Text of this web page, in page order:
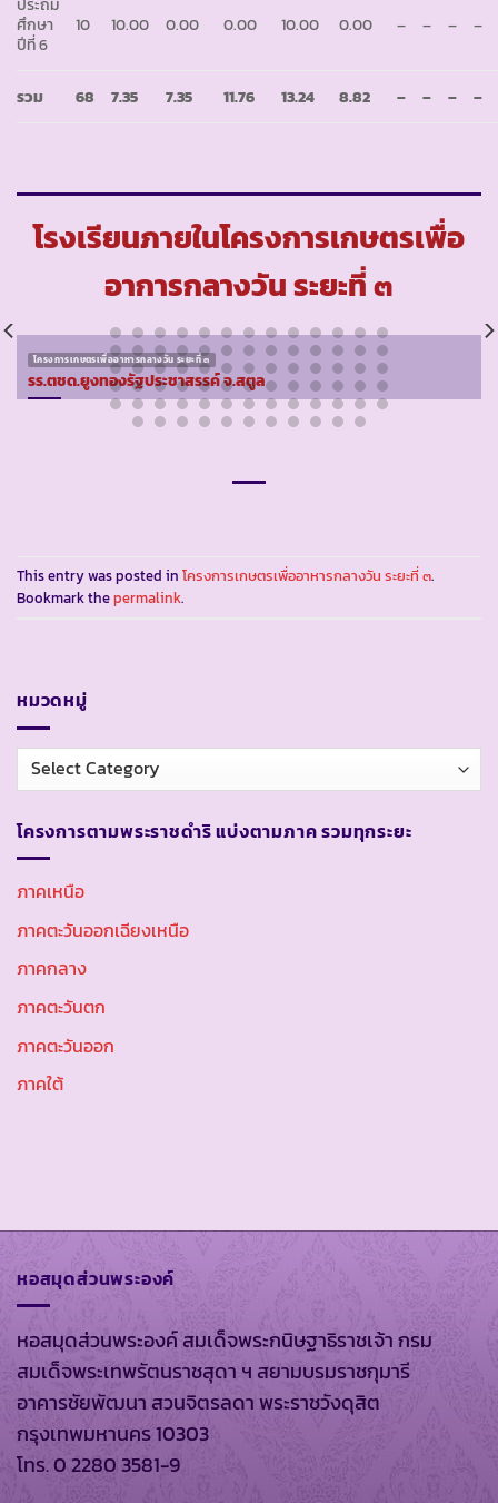
ศึกษา
ปีที่ 6
10 10.00 0.00 0.00 10.00 0.00 – – – –
รวม 68 7.35 7.35 11.76 13.24 8.82 – – – –
โรงเรียนภายในโครงการเกษตรเพื่อ
อาการกลางวัน ระยะที่ ๓
โครงการเกษตรเพื่ออาหารกลางวัน ระยะที่ ๓
รร.ตชด.ยูงทองรัฐประชาสรรค์ จ.สตูล
This entry was posted in โครงการเกษตรเพื่ออาหารกลางวัน ระยะที่ ๓.
Bookmark thepermalink.
หมวดหมู่
หมวด
หมู่
โครงการตามพระราชดำริ แบ่งตามภาค รวมทุกระยะ
ภาคเหนือ
ภาคตะวันออกเฉียงเหนือ
ภาคกลาง
ภาคตะวันตก
ภาคตะวันออก
ภาคใต้
หอสมุดส่วนพระองค์
หอสมุดส่วนพระองค์ สมเด็จพระกนิษฐาธิราชเจ้า กรม
สมเด็จพระเทพรัตนราชสุดา ฯ สยามบรมราชกุมารี
อาคารชัยพัฒนา สวนจิตรลดา พระราชวังดุสิต
กรุงเทพมหานคร 10303
โทร. 0 2280 3581-9